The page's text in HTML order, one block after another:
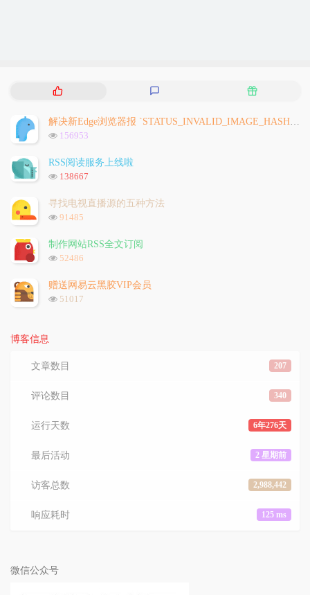
热
文
章
评
随
文
解决新Edge浏览器报 `STATUS_INVALID_IMAGE_HASH` 问题
浏
次
数:
156953
RSS阅读服务上线啦
浏
次
数:
138667
寻找电视直播源的五种方法
浏
次
数:
91485
制作网站RSS全文订阅
浏
次
数:
52486
赠送网易云黑胶VIP会员
浏
51017
博客信息
207
文章数目
340
评论数目
6年276天
运行天数
2 星期前
最后活动
2,988,442
访客总数
125 ms
响应耗时
微信公众号